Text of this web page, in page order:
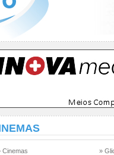
Cinemas
»